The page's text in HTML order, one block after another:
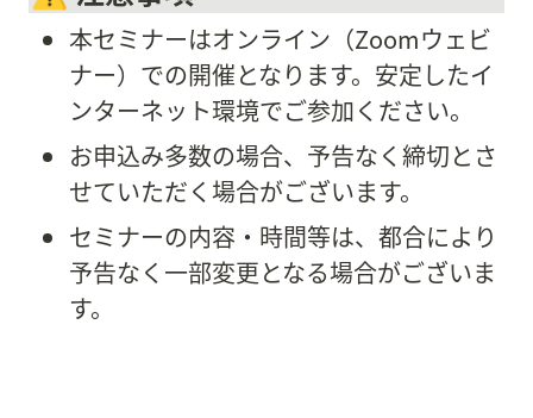
本セミナーはオンライン（Zoomウェビ
ナー）での開催となります。安定したイ
ンターネット環境でご参加ください。
お申込み多数の場合、予告なく締切とさ
せていただく場合がございます。
セミナーの内容・時間等は、都合により
予告なく一部変更となる場合がございま
す。